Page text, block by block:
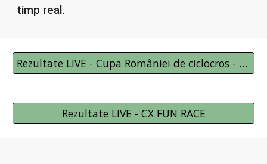
timp real.
Rezultate LIVE - Cupa României de ciclocros - Etapa I
Rezultate LIVE - CX FUN RACE